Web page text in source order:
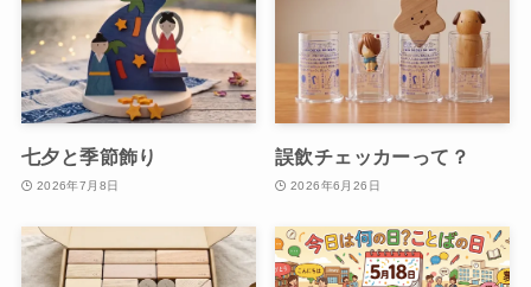
七夕と季節飾り
2026年7月8日
誤飲チェッカーって？
2026年6月26日